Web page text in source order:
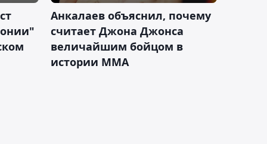
Анкалаев объяснил, почему
считает Джона Джонса
величайшим бойцом в
истории ММА